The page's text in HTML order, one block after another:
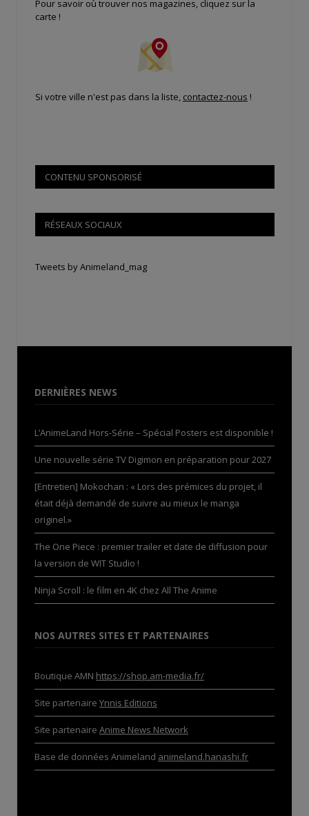
Pour savoir où trouver nos magazines, cliquez sur la
carte !
Si votre ville n'est pas dans la liste, contactez-nous !
CONTENU SPONSORISÉ
RÉSEAUX SOCIAUX
Tweets by Animeland_mag
DERNIÈRES NEWS
L’AnimeLand Hors-Série – Spécial Posters est disponible !
Une nouvelle série TV Digimon en préparation pour 2027
[Entretien] Mokochan : « Lors des prémices du projet, il
était déjà demandé de suivre au mieux le manga
originel.»
The One Piece : premier trailer et date de diffusion pour
la version de WIT Studio !
Ninja Scroll : le film en 4K chez All The Anime
NOS AUTRES SITES ET PARTENAIRES
Boutique AMN https://shop.am-media.fr/
Site partenaire Ynnis Editions
Site partenaire Anime News Network
Base de données Animeland animeland.hanashi.fr